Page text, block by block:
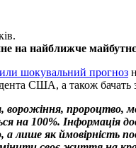
на найближче
шокувальний прогноз
США, а також бачать
ворожіння, пророцтво,
на 100%. Інформація
а лише як